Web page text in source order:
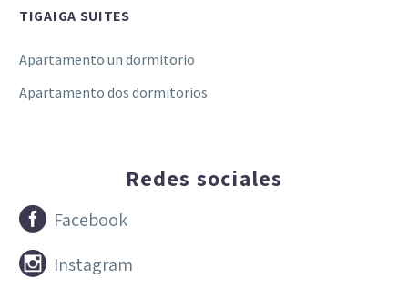
TIGAIGA SUITES
Apartamento un dormitorio
Apartamento dos dormitorios
Redes sociales

 Facebook

 Instagram